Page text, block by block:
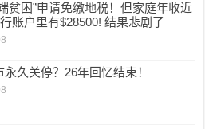
贫困”申请免缴地税！但家庭年收近
账户里有$28500! 结果悲剧了
久关停？26年回忆结束！